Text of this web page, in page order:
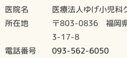
医院名 医療法人ゆげ小児科
所在地 〒803-0836 福岡
3-17-8
電話番号 093-562-6050